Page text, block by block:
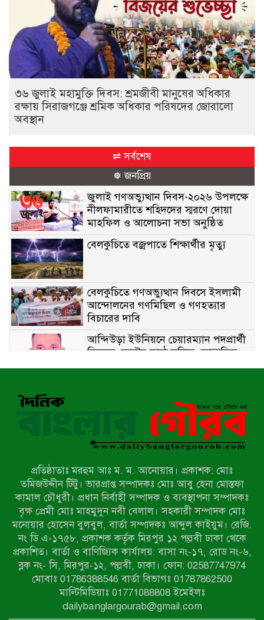
৩৬ জুলাই মহামুক্তি দিবস: শ্রমজীবী মানুষের অধিকার
রক্ষায় সিরাজগঞ্জে শ্রমিক অধিকার পরিষদের জোরালো
অবস্থান
⇌ সর্বশেষ
❅ জনপ্রিয়
জুলাই গণঅভ্যুত্থান দিবস-২০২৬ উপলক্ষে
নীলফামারীতে শহিদদের স্মরণে দোয়া
মাহফিল ও আলোচনা সভা অনুষ্ঠিত
বেলকুচিতে বজ্রপাতে শিক্ষার্থীর মৃত্যু
বেলকুচিতে গণঅভ্যুত্থান দিবসে ইসলামী
আন্দোলনের গণমিছিল ও গণহত্যার
বিচারের দাবি
আন্দিউড়া ইউনিয়নে চেয়ারম্যান পদপ্রার্থী
হিসেবে ভোটের মাঠে সক্রিয় মোত্তাকিম
চৌধুরী
নওগাঁয় সন্ত্রাসী হামলায় বিএনপি নেতা
গুরুতর জখম
টেকনাফের পাহাড়ে র‍্যাবের অভিযান:
অপহৃত ৩ রোহিঙ্গা উদ্ধার, গ্রেপ্তার ১
পোরশায় গণঅভ্যুত্থান দিবসে শহিদ ও
জুলাই যোদ্ধাদের সংবর্ধনা
৩৬ জুলাই মহামুক্তি দিবস: শ্রমজীবী
মানুষের অধিকার রক্ষায় সিরাজগঞ্জে শ্রমিক
অধিকার পরিষদের জোরালো অবস্থান
প্রতিষ্ঠাতাঃ মরহুম আঃ ম. ম. আনোয়ার। প্রকাশক: মোঃ
তমিজউদ্দীন টিটু। ভারপ্রাপ্ত সম্পাদকঃ মোঃ আবু হেনা মোস্তফা
কামাল চৌধুরী। প্রধান নির্বাহী সম্পাদক ও ব্যবস্থাপনা সম্পাদকঃ
বৃক্ষ প্রেমী মোঃ মাহমুদুন নবী বেলাল। সহকারী সম্পাদক মোঃ
মনোয়ার হোসেন বুলবুল, বার্তা সম্পাদকঃ আব্দুল কাইয়ুম। রেজি.
নং ডি এ-১৭৫৮, প্রকাশক কর্তৃক মিরপুর ১২ পল্লবী ঢাকা থেকে
প্রকাশিত। বার্তা ও বাণিজ্যিক কার্যালয়: বাসা নং-১৭, রোড নং-৬,
ব্লক নং- সি, মিরপুর-১২, পল্লবী, ঢাকা। ফোন: 02587747974
মোবাঃ 01786388546 বার্তা বিভাগঃ 01787862500
মাল্টিমিডিয়াঃ 01771088808 ইমেইলঃ
dailybanglargourab@gmail.com